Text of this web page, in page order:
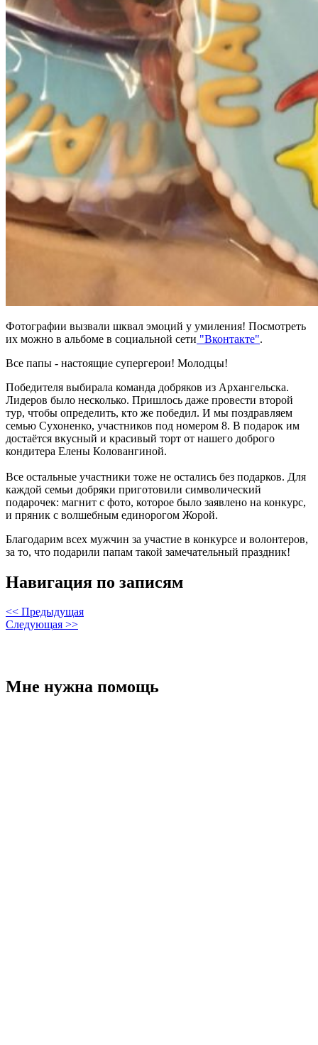
Фотографии вызвали шквал эмоций у умиления! Посмотреть
их можно в альбоме в социальной сети "Вконтакте".
Все папы - настоящие супергерои! Молодцы!
Победителя выбирала команда добряков из Архангельска.
Лидеров было несколько. Пришлось даже провести второй
тур, чтобы определить, кто же победил. И мы поздравляем
семью Сухоненко, участников под номером 8. В подарок им
достаётся вкусный и красивый торт от нашего доброго
кондитера Елены Коловангиной.
Все остальные участники тоже не остались без подарков. Для
каждой семьи добряки приготовили символический
подарочек: магнит с фото, которое было заявлено на конкурс,
и пряник с волшебным единорогом Жорой.
Благодарим всех мужчин за участие в конкурсе и волонтеров,
за то, что подарили папам такой замечательный праздник!
Навигация по записям
<< Предыдущая
Следующая >>
Мне нужна помощь